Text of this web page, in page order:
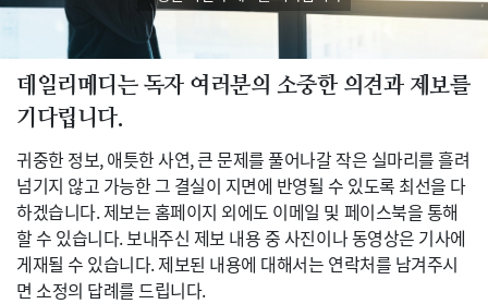
데일리메디는 독자 여러분의 소중한 의견과 제보를
기다립니다.
귀중한 정보, 애틋한 사연, 큰 문제를 풀어나갈 작은 실마리를 흘려
넘기지 않고 가능한 그 결실이 지면에 반영될 수 있도록 최선을 다
하겠습니다. 제보는 홈페이지 외에도 이메일 및 페이스북을 통해
할 수 있습니다. 보내주신 제보 내용 중 사진이나 동영상은 기사에
게재될 수 있습니다. 제보된 내용에 대해서는 연락처를 남겨주시
면 소정의 답례를 드립니다.